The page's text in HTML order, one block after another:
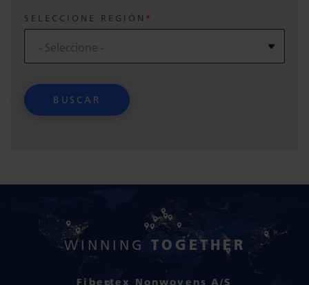
SELECCIONE REGIÓN
WINNING TOGETHER
Fibertex Nonwovens A/S